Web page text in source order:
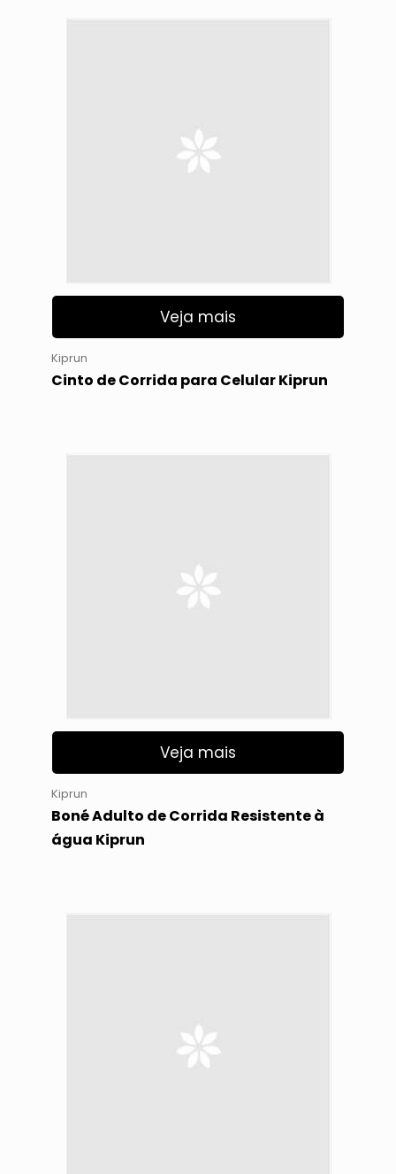
Veja mais
Kiprun
Cinto de Corrida para Celular Kiprun
Veja mais
Kiprun
Boné Adulto de Corrida Resistente à
água Kiprun